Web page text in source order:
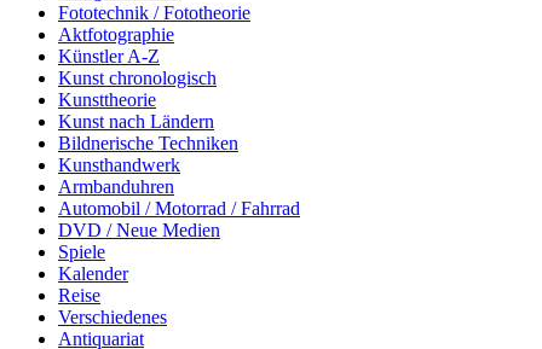
Fototechnik / Fototheorie
Aktfotographie
Künstler A-Z
Kunst chronologisch
Kunsttheorie
Kunst nach Ländern
Bildnerische Techniken
Kunsthandwerk
Armbanduhren
Automobil / Motorrad / Fahrrad
DVD / Neue Medien
Spiele
Kalender
Reise
Verschiedenes
Antiquariat